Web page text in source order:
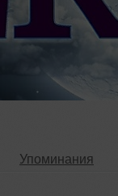
Упоминания